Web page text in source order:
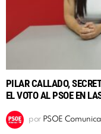
PILAR CALLADO,
EL VOTO AL PSOE EN
por PSOE